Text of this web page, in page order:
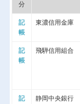
分
記
帳
東濃信用金庫
記
帳
飛騨信用組合
記
静岡中央銀行